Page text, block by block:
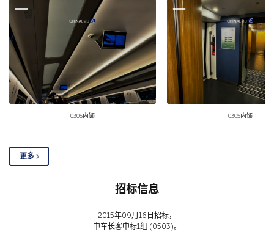
0305内饰 0305内饰
更多
招标信息
2015年09月16日招标，
中车长客中标1组 (0503)。